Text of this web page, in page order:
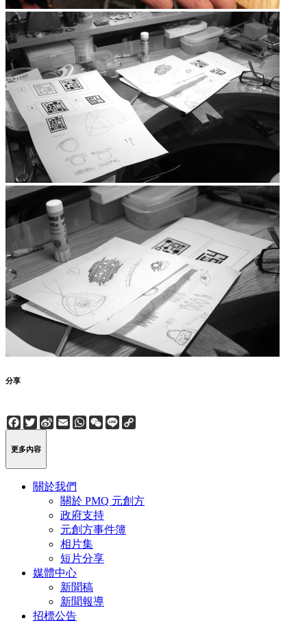
分享
Facebook
Twitter
Sina
Weibo
EmailWhatsApp
WeChat
Line
更多內容
關於我們
關於 PMQ 元創方
政府支持
元創方事件簿
相片集
短片分享
媒體中心
新聞稿
新聞報導
招標公告